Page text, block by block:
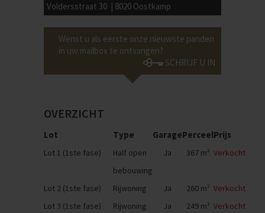
Voldersstraat 30 | 8020 Oostkamp
Wenst u als eerste onze nieuwste panden
in uw mailbox te ontvangen?
SCHRIJF U IN
OVERZICHT
Lot Type GaragePerceelPrijs
Lot 1 (1ste fase)
Half open
bebouwing
Ja 367 m² Verkocht
Lot 2 (1ste fase) Rijwoning Ja 260 m² Verkocht
Lot 3 (1ste fase)
Rijwoning Ja 249 m² Verkocht